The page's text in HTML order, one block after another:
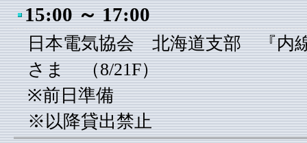
15:00 ～ 17:00
日本電気協会 北海道支部 『内
さま （8/21F）
※前日準備
※以降貸出禁止